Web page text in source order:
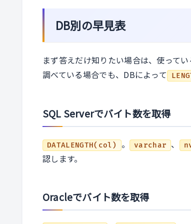
DB別の早見表
まず答えだけ知りたい場合は、使って
調べている場合でも、DBによって
SQL Serverでバイト数を取得
DATALENGTH(col) 。 varchar 、
認します。
Oracleでバイト数を取得